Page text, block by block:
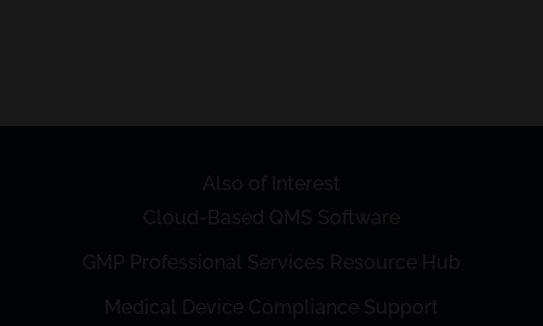
Also of Interest
Cloud-Based QMS Software
GMP Professional Services Resource Hub
Medical Device Compliance Support